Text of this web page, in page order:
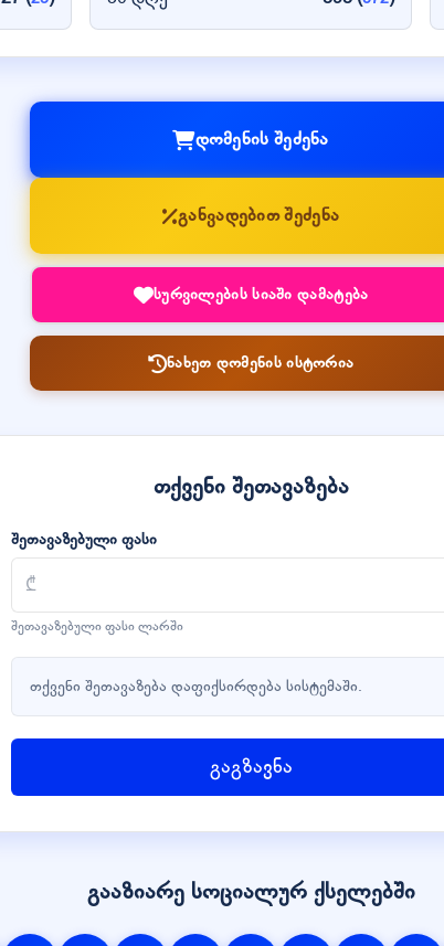
დომენის შეძენა
განვადებით შეძენა
სურვილების სიაში დამატება
ნახეთ დომენის ისტორია
თქვენი შეთავაზება
შეთავაზებული ფასი
შეთავაზებული ფასი ლარში
თქვენი შეთავაზება დაფიქსირდება სისტემაში.
გაგზავნა
გააზიარე სოციალურ ქსელებში